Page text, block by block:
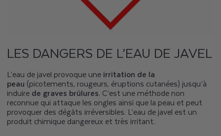
LES DANGERS DE L’EAU DE JAVEL
L’eau de javel provoque une irritation de la
peau (picotements, rougeurs, éruptions cutanées) jusqu’à
induire de graves brûlures. C’est une méthode non
reconnue qui attaque les ongles ainsi que la peau et peut
provoquer des dégâts irréversibles. L’eau de javel est un
produit chimique dangereux et très irritant.